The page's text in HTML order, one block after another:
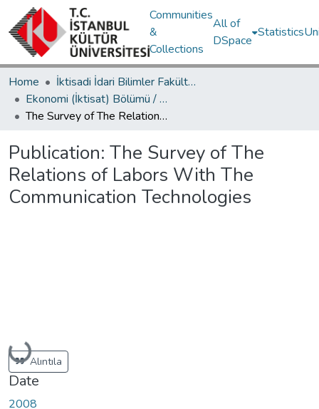
Communities
&
Collections
All of
DSpace
Statistics
Home
İktisadi İdari Bilimler Fakültesi / Faculty of Economics and Administrative Sciences
Ekonomi (İktisat) Bölümü / Department of Economics
The Survey of The Relations of Labors With The Communication Technologies
Publication: The Survey of The
Relations of Labors With The
Communication Technologies
Loading...
Alıntıla
Date
2008